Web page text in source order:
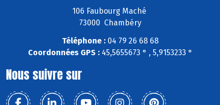
106 Faubourg Maché
73000 Chambéry
Téléphone :04 79 26 68 68
Coordonnées GPS :45,5655673 ° , 5,9153233 °
Nous suivre sur